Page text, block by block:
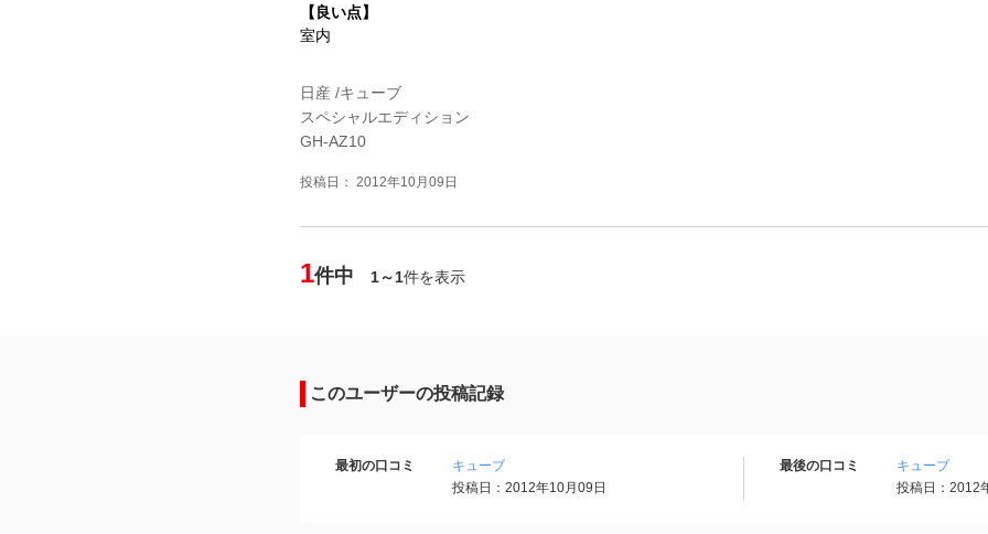
【良い点】
室内
日産 /キューブ
スペシャルエディション
GH-AZ10
投稿日： 2012年10月09日
1件中 1～1件を表示
このユーザーの投稿記録
最初の口コミ
キューブ
投稿日：2012年10月09日
最後の口コミ
キューブ
投稿日：2012